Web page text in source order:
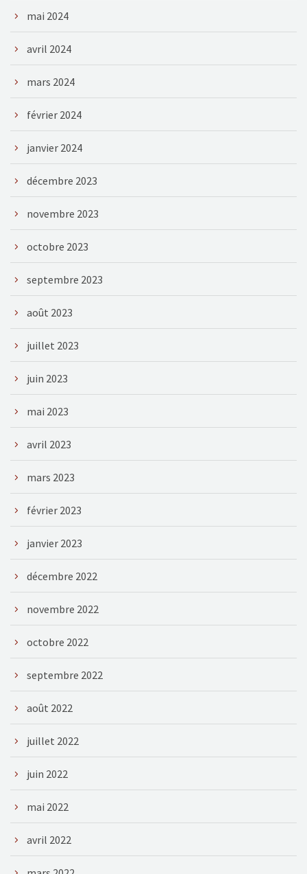
mai 2024
avril 2024
mars 2024
février 2024
janvier 2024
décembre 2023
novembre 2023
octobre 2023
septembre 2023
août 2023
juillet 2023
juin 2023
mai 2023
avril 2023
mars 2023
février 2023
janvier 2023
décembre 2022
novembre 2022
octobre 2022
septembre 2022
août 2022
juillet 2022
juin 2022
mai 2022
avril 2022